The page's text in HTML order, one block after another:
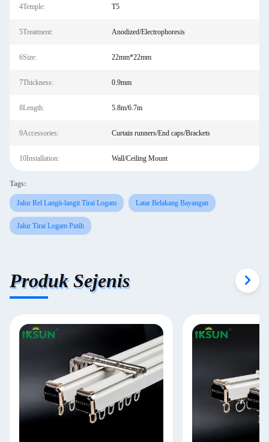
4Temple: T5
5Treatment: Anodized/Electrophoresis
6Size: 22mm*22mm
7Thickness: 0.9mm
8Length: 5.8m/6.7m
9Accessories: Curtain runners/End caps/Brackets
10Installation: Wall/Ceiling Mount
Tags:
Jalur Rel Langit-langit Tirai Logam Latar Belakang Bayangan
Jalur Tirai Logam Putih
Produk Sejenis